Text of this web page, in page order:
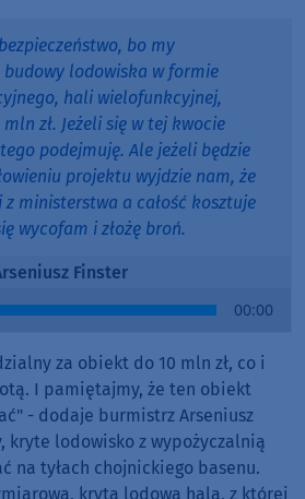
bo my
lodowiska w formie
hali wielofunkcyjnej,
zł. Jeżeli się w tej kwocie
podejmuję. Ale jeżeli będzie
projektu wyjdzie nam, że
ministerstwa a całość kosztuje
wycofam i złożę broń.
Finster
00:00
za obiekt do 10 mln zł, co i
I pamiętajmy, że ten obiekt
- dodaje burmistrz Arseniusz
kryte lodowisko z wypożyczalnią
na tyłach chojnickiego basenu.
krytą lodową halą, z której